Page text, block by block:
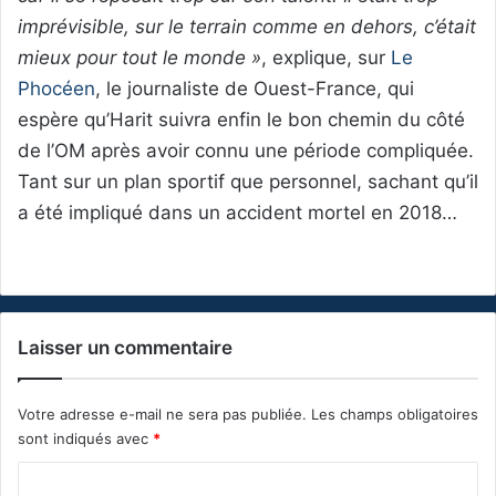
imprévisible, sur le terrain comme en dehors, c’était
mieux pour tout le monde », explique, sur Le
Phocéen, le journaliste de Ouest-France, qui
espère qu’Harit suivra enfin le bon chemin du côté
de l’OM après avoir connu une période compliquée.
Tant sur un plan sportif que personnel, sachant qu’il
a été impliqué dans un accident mortel en 2018…
Laisser un commentaire
Votre adresse e-mail ne sera pas publiée. Les champs obligatoires
sont indiqués avec *